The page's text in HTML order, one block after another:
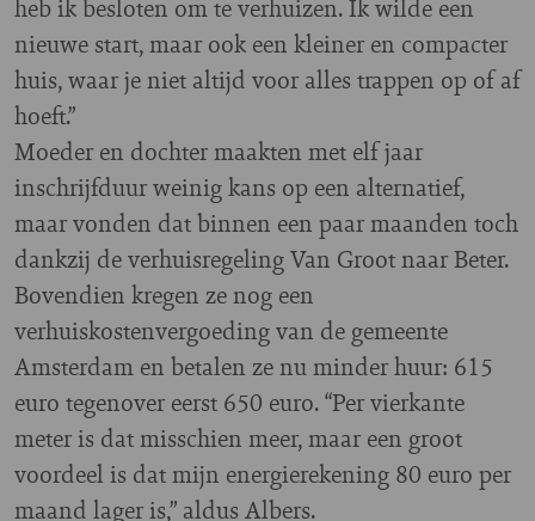
heb ik besloten om te verhuizen. Ik wilde een
nieuwe start, maar ook een kleiner en compacter
huis, waar je niet altijd voor alles trappen op of af
hoeft.”
Moeder en dochter maakten met elf jaar
inschrijfduur weinig kans op een alternatief,
maar vonden dat binnen een paar maanden toch
dankzij de verhuisregeling Van Groot naar Beter.
Bovendien kregen ze nog een
verhuiskostenvergoeding van de gemeente
Amsterdam en betalen ze nu minder huur: 615
euro tegenover eerst 650 euro. “Per vierkante
meter is dat misschien meer, maar een groot
voordeel is dat mijn energierekening 80 euro per
maand lager is,” aldus Albers.